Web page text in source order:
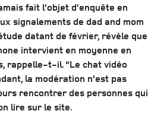
fait l’objet d’enquête en
signalements de dad and mom
datant de février, révèle que
intervient en moyenne en
rappelle-t-il. “Le chat vidéo
la modération n’est pas
rencontrer des personnes qui
lire sur le site.